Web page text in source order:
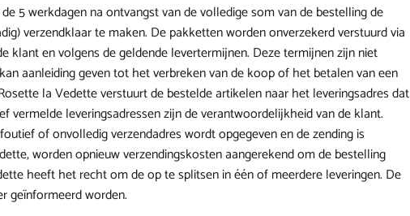
5 werkdagen na ontvangst van de volledige som van de bestelling de
verzendklaar te maken. De pakketten worden onverzekerd verstuurd via
klant en volgens de geldende levertermijnen. Deze termijnen zijn niet
aanleiding geven tot het verbreken van de koop of het betalen van een
la Vedette verstuurt de bestelde artikelen naar het leveringsadres dat
vermelde leveringsadressen zijn de verantwoordelijkheid van de klant.
of onvolledig verzendadres wordt opgegeven en de zending is
worden opnieuw verzendingskosten aangerekend om de bestelling
heeft het recht om de op te splitsen in één of meerdere leveringen. De
geïnformeerd worden.